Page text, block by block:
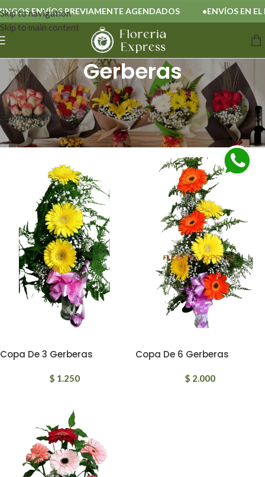
Skip to navigation
Skip to main content
ENVÍOS PREVIAMENTE AGENDADOS ENVÍOS EN EL
Gerberas
Inicio/Gerberas Mostrando los 3 resultados
Mostrar filtros
Copa De 3 Gerberas
$ 1.250
Copa De 6 Gerberas
$ 2.000